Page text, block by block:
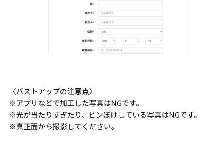
〈バストアップの注意点〉
※アプリなどで加工した写真はNGです。
※光が当たりすぎたり、ピンぼけしている写真はNGです。
※真正面から撮影してください。